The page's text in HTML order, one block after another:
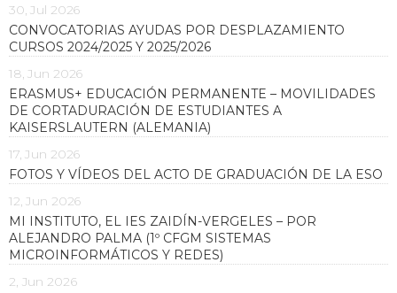
30, Jul 2026
CONVOCATORIAS AYUDAS POR DESPLAZAMIENTO
CURSOS 2024/2025 Y 2025/2026
18, Jun 2026
ERASMUS+ EDUCACIÓN PERMANENTE – MOVILIDADES
DE CORTADURACIÓN DE ESTUDIANTES A
KAISERSLAUTERN (ALEMANIA)
17, Jun 2026
FOTOS Y VÍDEOS DEL ACTO DE GRADUACIÓN DE LA ESO
12, Jun 2026
MI INSTITUTO, EL IES ZAIDÍN-VERGELES – POR
ALEJANDRO PALMA (1º CFGM SISTEMAS
MICROINFORMÁTICOS Y REDES)
2, Jun 2026